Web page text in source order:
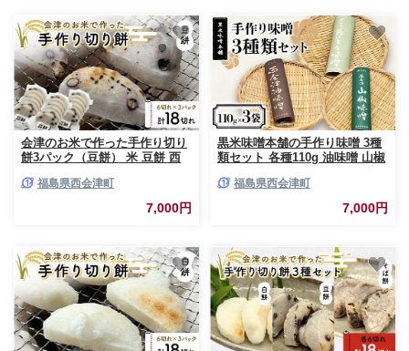
会津のお米で作った手作り切り
餅3パック（豆餅） 米 豆餅 西
福島県西会津町
7,000円
黒米味噌本舗の手作り味噌 3種
類セット 各種110g 油味噌 山椒
味料 発酵食品 食品 F4D-2205
福島県西会津町
7,000円